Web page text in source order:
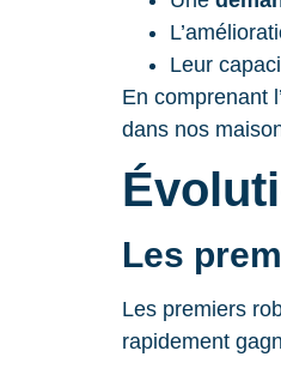
Leur
En comprenant
dans nos
Les
Les premiers
rapidement